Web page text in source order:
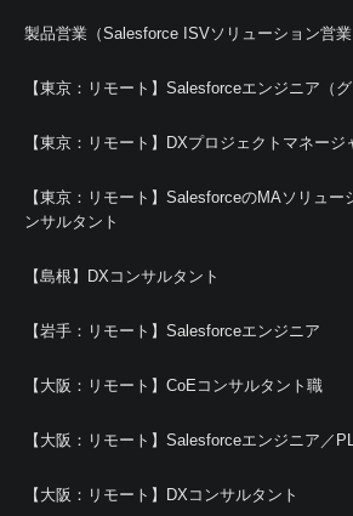
製品営業（Salesforce ISVソリューション営業
【東京：リモート】Salesforceエンジニア（
【東京：リモート】DXプロジェクトマネージ
【東京：リモート】SalesforceのMAソリュー
ンサルタント
【島根】DXコンサルタント
【岩手：リモート】Salesforceエンジニア
【大阪：リモート】CoEコンサルタント職
【大阪：リモート】Salesforceエンジニア／
【大阪：リモート】DXコンサルタント